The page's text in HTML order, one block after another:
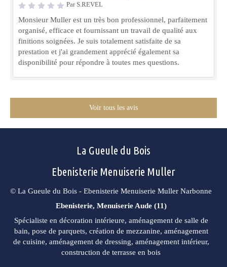
Par S.REVEL
Monsieur Muller est un très bon professionnel, parfaitement
organisé, efficace et fournissant un travail de qualité aux
finitions soignées. Je suis totalement satisfaite de sa
prestation et j'ai grandement apprécié également sa
disponibilité pour répondre à toutes mes questions.
Voir tous les avis
La Gueule du Bois
Ebenisterie Menuiserie Muller
© La Gueule du Bois - Ebenisterie Menuiserie Muller Narbonne
Ebenisterie, Menuiserie Aude (11)
Spécialiste en décoration intérieure, aménagement de salle de
bain, pose de parquets, création de mezzanine, aménagement
de cuisine, aménagement de dressing, aménagement intérieur,
construction de terrasse en bois